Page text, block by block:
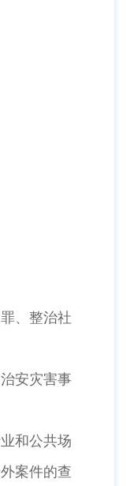
、整治社
安灾害事
和公共场
案件的查